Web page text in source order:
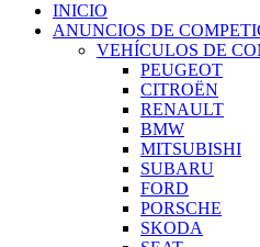
INICIO
ANUNCIOS DE
VEHÍCULOS DE
PEUGEOT
CITROËN
RENAULT
BMW
MITSUBISHI
SUBARU
FORD
PORSCHE
SKODA